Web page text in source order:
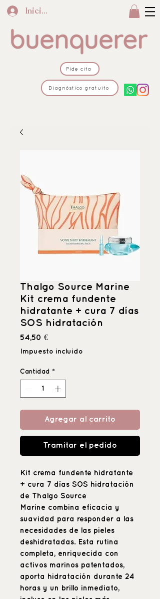
Iniciar sesión
Pide cita
Diagnóstico gratuito
Thalgo Source Marine
Kit crema fundente
hidratante + cura 7 días
SOS hidratación
54,50 €Precio
Impuesto incluido
Cantidad *
Agregar al carrito
Tramitar el pedido
Kit crema fundente hidratante
+ cura 7 días SOS hidratación
de Thalgo Source
Marine combina eficacia y
suavidad para responder a las
necesidades de las pieles
deshidratadas. Esta rutina
completa, enriquecida con
activos marinos patentados,
aporta hidratación durante 24
horas y un brillo inmediato,